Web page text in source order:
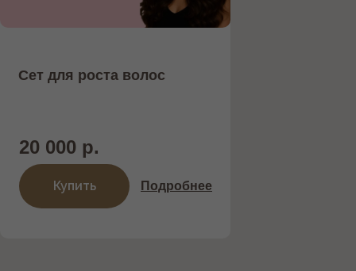
Подробнее
20 000 р.
Сет для роста волос
Купить